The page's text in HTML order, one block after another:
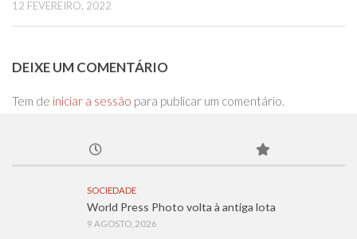
12 FEVEREIRO, 2022
DEIXE UM COMENTÁRIO
Tem de iniciar a sessão para publicar um comentário.
SOCIEDADE
World Press Photo volta à antiga lota
9 AGOSTO, 2026